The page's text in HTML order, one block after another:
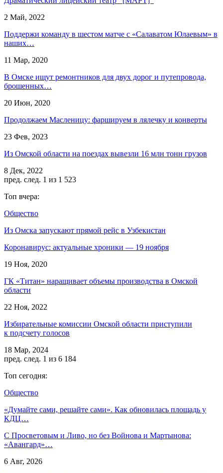
2 Май, 2022
Поддержи команду в шестом матче с «Салаватом Юлаевым» в
наших…
11 Мар, 2020
В Омске ищут ремонтников для двух дорог и путепровода,
брошенных…
20 Июн, 2020
Продолжаем Масленицу: фаршируем в лялечку и конверты
23 Фев, 2023
Из Омской области на поездах вывезли 16 млн тонн грузов
8 Дек, 2022
пред. след. 1 из 1 523
Топ вчера:
Общество
Из Омска запускают прямой рейс в Узбекистан
Коронавирус: актуальные хроники — 19 ноября
19 Ноя, 2020
ГК «Титан» наращивает объемы производства в Омской
области
22 Ноя, 2022
Избирательные комиссии Омской области приступили
к подсчету голосов
18 Мар, 2024
пред. след. 1 из 6 184
Топ сегодня:
Общество
«Думайте сами, решайте сами». Как обновилась площадь у
КДЦ…
С Просветовым и Ливо, но без Войнова и Мартынова:
«Авангард»…
6 Авг, 2026